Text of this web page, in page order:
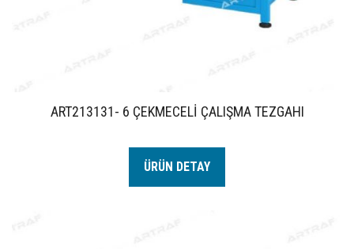
ART213131- 6 ÇEKMECELİ ÇALIŞMA TEZGAHI
ÜRÜN DETAY